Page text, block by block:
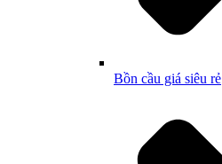
Bồn cầu giá siêu rẻ